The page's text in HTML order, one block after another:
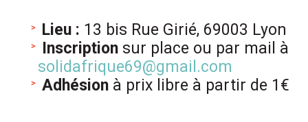
Lieu : 13 bis Rue Girié, 69003 Lyon
Inscription sur place ou par mail à
solidafrique69@gmail.com
Adhésion à prix libre à partir de 1€